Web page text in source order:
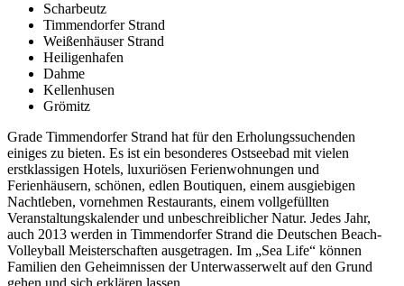
Scharbeutz
Timmendorfer Strand
Weißenhäuser Strand
Heiligenhafen
Dahme
Kellenhusen
Grömitz
Grade Timmendorfer Strand hat für den Erholungssuchenden
einiges zu bieten. Es ist ein besonderes Ostseebad mit vielen
erstklassigen Hotels, luxuriösen Ferienwohnungen und
Ferienhäusern, schönen, edlen Boutiquen, einem ausgiebigen
Nachtleben, vornehmen Restaurants, einem vollgefüllten
Veranstaltungskalender und unbeschreiblicher Natur. Jedes Jahr,
auch 2013 werden in Timmendorfer Strand die Deutschen Beach-
Volleyball Meisterschaften ausgetragen. Im „Sea Life“ können
Familien den Geheimnissen der Unterwasserwelt auf den Grund
gehen und sich erklären lassen.